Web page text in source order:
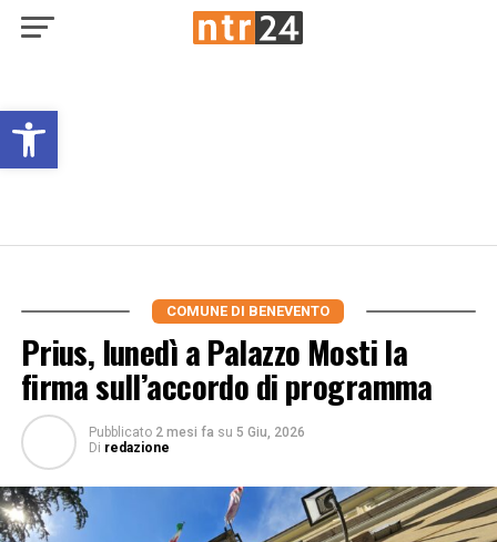
Open toolbar
COMUNE DI BENEVENTO
Prius, lunedì a Palazzo Mosti la
firma sull’accordo di programma
Pubblicato 2 mesi fa su 5 Giu, 2026
Di redazione